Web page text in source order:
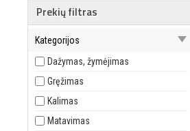
Prekių filtras
Kategorijos
Dažymas, žymėjimas
Gręžimas
Kalimas
Matavimas